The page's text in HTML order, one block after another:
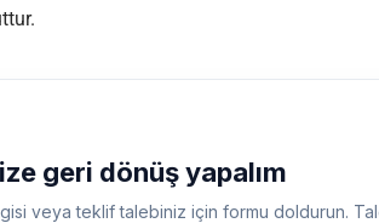
geri dönüş yapalım
veya teklif talebiniz için formu doldurun.